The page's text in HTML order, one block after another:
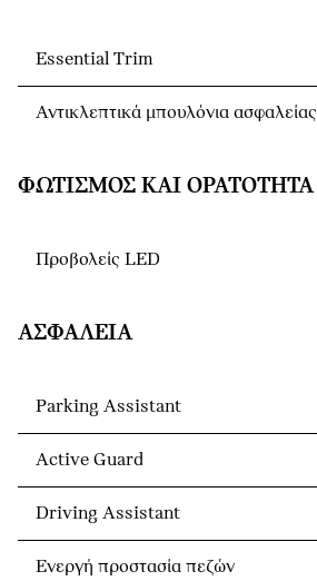
Essential Trim
Αντικλεπτικά μπουλόνια ασφαλείας
ΦΩΤΙΣΜΌΣ ΚΑΙ ΟΡΑΤΌΤΗΤΑ
Προβολείς LED
ΑΣΦΆΛΕΙΑ
Parking Assistant
Active Guard
Driving Assistant
Ενεργή προστασία πεζών